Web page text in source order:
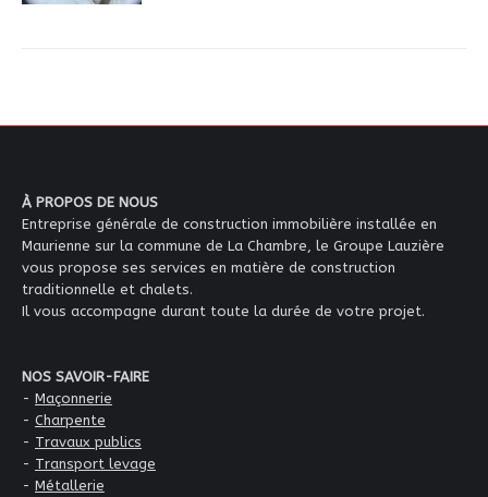
À PROPOS DE NOUS
Entreprise générale de construction immobilière installée en
Maurienne sur la commune de La Chambre, le Groupe Lauzière
vous propose ses services en matière de construction
traditionnelle et chalets.
Il vous accompagne durant toute la durée de votre projet.
NOS SAVOIR-FAIRE
- Maçonnerie
- Charpente
- Travaux publics
- Transport levage
- Métallerie